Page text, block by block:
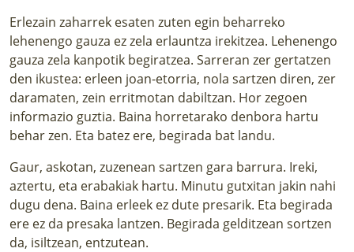
Erlezain zaharrek esaten zuten egin beharreko
lehenengo gauza ez zela erlauntza irekitzea. Lehenengo
gauza zela kanpotik begiratzea. Sarreran zer gertatzen
den ikustea: erleen joan-etorria, nola sartzen diren, zer
daramaten, zein erritmotan dabiltzan. Hor zegoen
informazio guztia. Baina horretarako denbora hartu
behar zen. Eta batez ere, begirada bat landu.
Gaur, askotan, zuzenean sartzen gara barrura. Ireki,
aztertu, eta erabakiak hartu. Minutu gutxitan jakin nahi
dugu dena. Baina erleek ez dute presarik. Eta begirada
ere ez da presaka lantzen. Begirada gelditzean sortzen
da, isiltzean, entzutean.